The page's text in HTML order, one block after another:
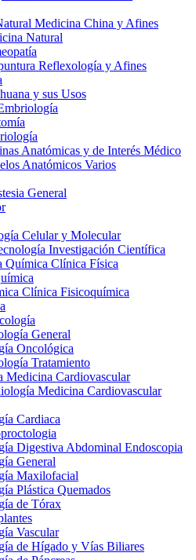
Medicina China y Afines
Natural
Reflexología y Afines
y sus Usos
Anatómicas y de Interés Médico
Anatómicos Varios
General
Celular y Molecular
Investigación Científica
Química Clínica Física
Clínica Fisicoquímica
General
Oncológica
Tratamiento
Medicina Cardiovascular
Medicina Cardiovascular
Cardiaca
Digestiva Abdominal Endoscopia
General
Maxilofacial
Plástica Quemados
de Tórax
Vascular
de Hígado y Vías Biliares